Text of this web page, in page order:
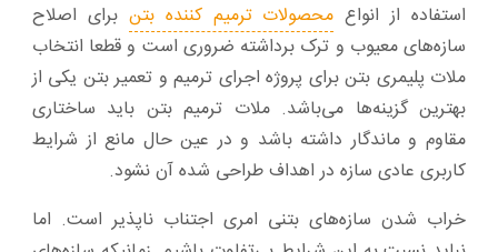
استفاده از انواع محصولات ترمیم ‌کننده بتن برای اصلاح
سازه‌های معیوب و ترک برداشته ضروری است و قطعا انتخاب
ملات پلیمری بتن برای پروژه اجرای ترمیم و تعمیر بتن یکی از
بهترین گزینه‌ها می‌باشد. ملات ترمیم بتن باید ساختاری
مقاوم و ماندگار داشته باشد و در عین ‌حال مانع از شرایط
کاربری عادی سازه در اهداف طراحی ‌شده آن نشود.
خراب شدن سازه‌های بتنی امری اجتناب ‌ناپذیر است. اما